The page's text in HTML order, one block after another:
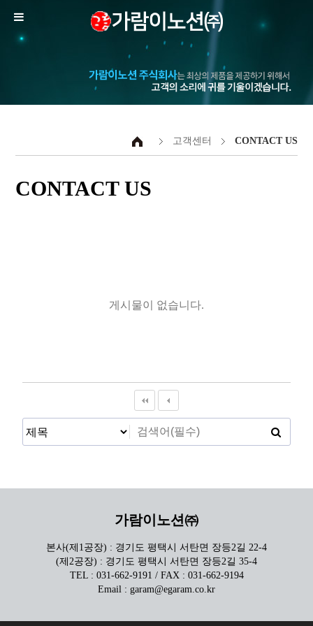
고객센터 CONTACT US
CONTACT US
게시물이 없습니다.
가람이노션㈜
본사(제1공장) : 경기도 평택시 서탄면 장등2길 22-4
(제2공장) : 경기도 평택시 서탄면 장등2길 35-4
TEL : 031-662-9191 / FAX : 031-662-9194
Email : garam@egaram.co.kr